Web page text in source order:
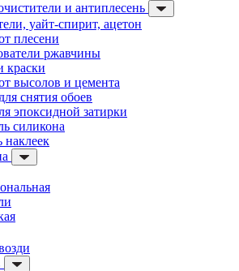
и антиплесень
уайт-спирит, ацетон
плесени
ржавчины
краски
высолов и цемента
снятия обоев
эпоксидной затирки
силикона
наклеек